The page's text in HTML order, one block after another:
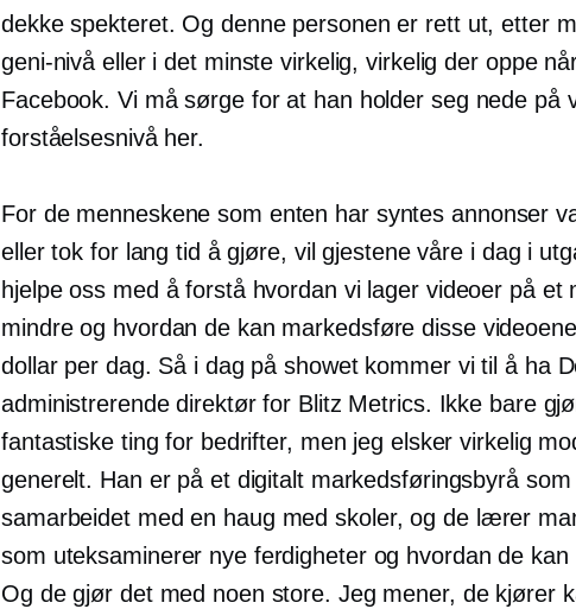
dekke spekteret. Og denne personen er rett ut, etter
geni-nivå eller i det minste virkelig, virkelig der oppe
Facebook. Vi må sørge for at han holder seg nede på
forståelsesnivå her.
For de menneskene som enten har syntes annonser
eller tok for lang tid å gjøre, vil gjestene våre i dag i
hjelpe oss med å forstå hvordan vi lager videoer på et
mindre og hvordan de kan markedsføre disse
dollar per dag. Så i dag på showet kommer vi til å ha
administrerende direktør for Blitz Metrics. Ikke bare
fantastiske ting for bedrifter, men jeg elsker virkelig
generelt. Han er på et digitalt markedsføringsbyrå som
samarbeidet med en haug med skoler, og de lærer
som uteksaminerer nye ferdigheter og hvordan de kan
Og de gjør det med noen store. Jeg mener, de kjører